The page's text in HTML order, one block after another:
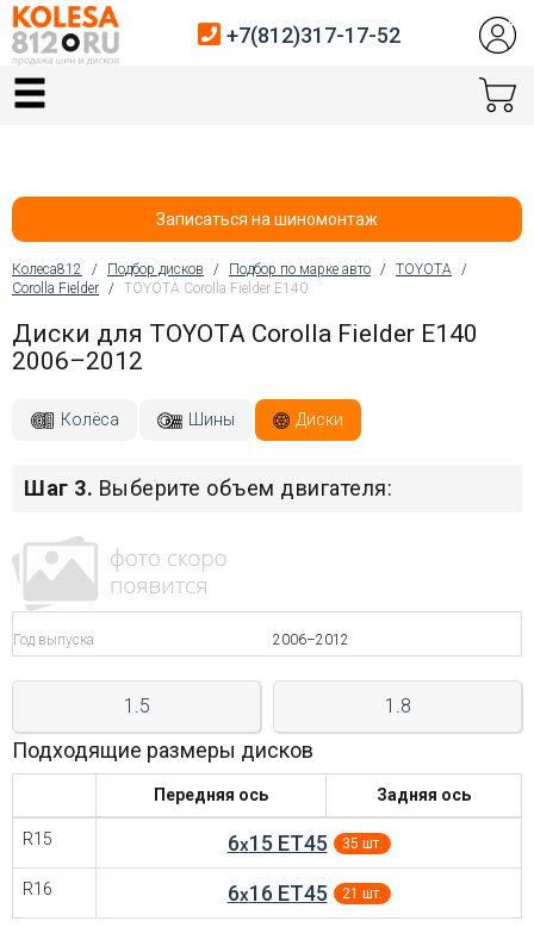
Главная
Автосервис
Услуги шиномонтажа
Хранение шин
Войти на сайт
+7(812)317-
17-
52
Пн-
Пт:
9:00
до
21:00
Сб-
Вс:
+7(812)317-17-52
Записаться на шиномонтаж
Вы здесь
Колеса812 / Подбор дисков / Подбор по марке авто / TOYOTA /
Corolla Fielder / TOYOTA Corolla Fielder E140
Диски для TOYOTA Corolla Fielder E140
2006–2012
Колёса Шины Диски
Шаг 3. Выберите объем двигателя:
Год выпуска 2006–2012
1.5 1.8
Подходящие размеры дисков
Передняя ось Задняя ось
R15 6x15 ET45 35 шт.
R16 6x16 ET45 21 шт.